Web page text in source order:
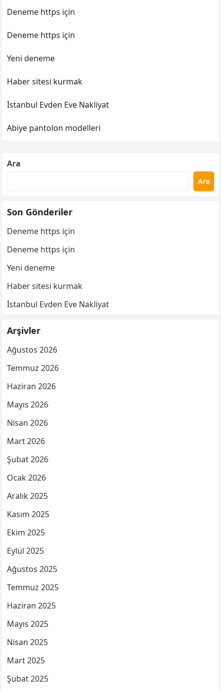
Deneme https için
Deneme https için
Yeni deneme
Haber sitesi kurmak
İstanbul Evden Eve Nakliyat
Abiye pantolon modelleri
Ara
Ara
Son Gönderiler
Deneme https için
Deneme https için
Yeni deneme
Haber sitesi kurmak
İstanbul Evden Eve Nakliyat
Arşivler
Ağustos 2026
Temmuz 2026
Haziran 2026
Mayıs 2026
Nisan 2026
Mart 2026
Şubat 2026
Ocak 2026
Aralık 2025
Kasım 2025
Ekim 2025
Eylül 2025
Ağustos 2025
Temmuz 2025
Haziran 2025
Mayıs 2025
Nisan 2025
Mart 2025
Şubat 2025